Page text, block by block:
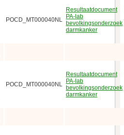
POCD_MT000040NL
Resultaatdocument
PA-lab
bevolkingsonderzoek
darmkanker
POCD_MT000040NL
Resultaatdocument
PA-lab
bevolkingsonderzoek
darmkanker